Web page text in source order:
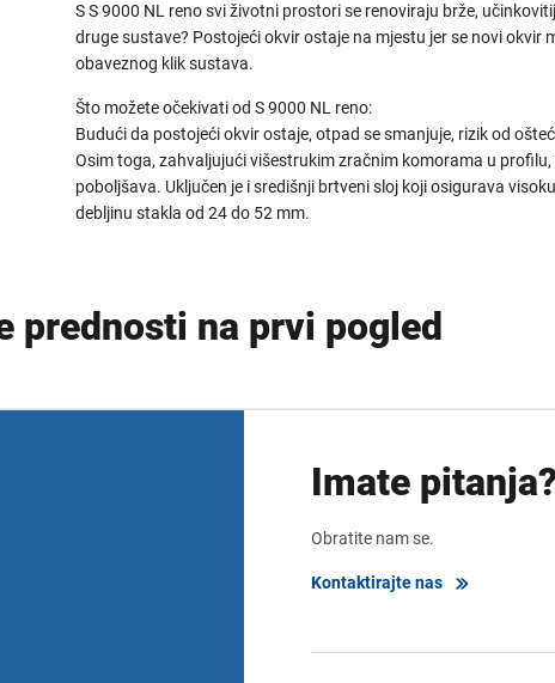
S S 9000 NL reno svi životni prostori se renoviraju brže,
druge sustave? Postojeći okvir ostaje na mjestu jer se novi
obaveznog klik sustava.
Što možete očekivati od S 9000 NL reno:
Budući da postojeći okvir ostaje, otpad se smanjuje, rizik od
Osim toga, zahvaljujući višestrukim zračnim komorama u
poboljšava. Uključen je i središnji brtveni sloj koji osigurava
debljinu stakla od 24 do 52 mm.
prednosti na prvi pogled
Imate
Obratite nam se.
Kontaktirajte nas